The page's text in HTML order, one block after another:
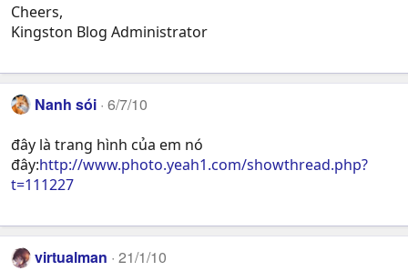
Cheers,
Kingston Blog Administrator
Nanh sói 6/7/10
đây là trang hình của em nó
đây:http://www.photo.yeah1.com/showthread.php?
t=111227
virtualman 21/1/10